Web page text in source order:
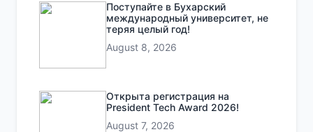
Поступайте в Бухарский
международный университет, не
теряя целый год!
August 8, 2026
Открыта регистрация на
President Tech Award 2026!
August 7, 2026